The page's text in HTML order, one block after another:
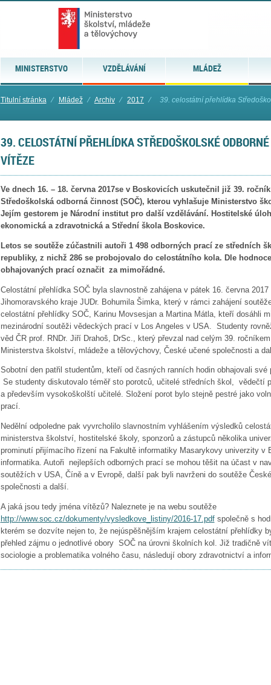
MINISTERSTVO VZDĚLÁVÁNÍ MLÁDEŽ
Titulní stránka ⁄ Mládež ⁄ Archiv ⁄ 2017 ⁄ 39. celostátní přehlídka
39. CELOSTÁTNÍ PŘEHLÍDKA STŘEDOŠKOLSKÉ
VÍTĚZE
Ve dnech 16. – 18. června 2017se v Boskovicích uskutečnil již 39.
Středoškolská odborná činnost (SOČ), kterou vyhlašuje Ministerstvo
Jejím gestorem je Národní institut pro další vzdělávání. Hostitelské
ekonomická a zdravotnická a Střední škola Boskovice.
Letos se soutěže zúčastnili autoři 1 498 odborných prací ze středních
republiky, z nichž 286 se probojovalo do celostátního kola. Dle
obhajovaných prací označit za mimořádné.
Celostátní přehlídka SOČ byla slavnostně zahájena v pátek 16. června
Jihomoravského kraje JUDr. Bohumila Šimka, který v rámci zahájení
celostátní přehlídky SOČ, Karinu Movsesjan a Martina Mátla, kteří dosáhli
mezinárodní soutěži vědeckých prací v Los Angeles v USA. Studenty
věd ČR prof. RNDr. Jiří Drahoš, DrSc., který převzal nad celým 39.
Ministerstva školství, mládeže a tělovýchovy, České učené společnosti a
Sobotní den patřil studentům, kteří od časných ranních hodin obhajovali
Se studenty diskutovalo téměř sto porotců, učitelé středních škol, vědečtí
a především vysokoškolští učitelé. Složení porot bylo stejně pestré jako
prací.
Nedělní odpoledne pak vyvrcholilo slavnostním vyhlášením výsledků
ministerstva školství, hostitelské školy, sponzorů a zástupců několika
prominutí přijímacího řízení na Fakultě informatiky Masarykovy univerzity v
informatika. Autoři nejlepších odborných prací se mohou těšit na účast v
soutěžích v USA, Číně a v Evropě, další pak byli navrženi do soutěže
společnosti a další.
A jaká jsou tedy jména vítězů? Naleznete je na webu soutěže
http://www.soc.cz/dokumenty/vysledkove_listiny/2016-17.pdfspolečně s
kterém se dozvíte nejen to, že nejúspěšnějším krajem celostátní přehlídky
přehled zájmu o jednotlivé obory SOČ na úrovni školních kol. Již tradičně
sociologie a problematika volného času, následují obory zdravotnictví a